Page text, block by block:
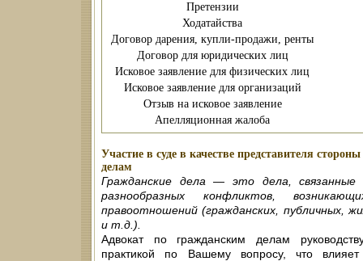
Претензии
Ходатайства
Договор дарения, купли-продажи, ренты
Договор для юридических лиц
Исковое заявление для физических лиц
Исковое заявление для организаций
Отзыв на исковое заявление
Апелляционная жалоба
Участие в суде в качестве представителя
делам
Гражданские дела — это дела,
разнообразных конфликтов,
правоотношений (гражданских, публичных,
и т.д.).
Адвокат по гражданским делам
практикой по Вашему вопросу, что